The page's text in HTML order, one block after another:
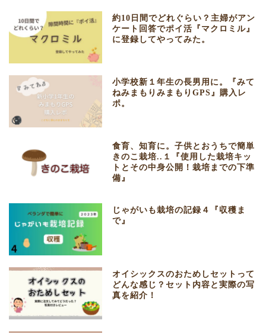
約10日間でどれぐらい？主婦がアン
ケート回答でポイ活『マクロミル』
に登録してやってみた。
小学校新１年生の長男用に。『みて
ねみまもりみまもりGPS』購入レ
ポ。
食育、知育に。子供とおうちで簡単
きのこ栽培..１『使用した栽培キッ
トとその中身公開！栽培までの下準
備』
じゃがいも栽培の記録４『収穫ま
で』
オイシックスのおためしセットって
どんな感じ？セット内容と実際の写
真を紹介！